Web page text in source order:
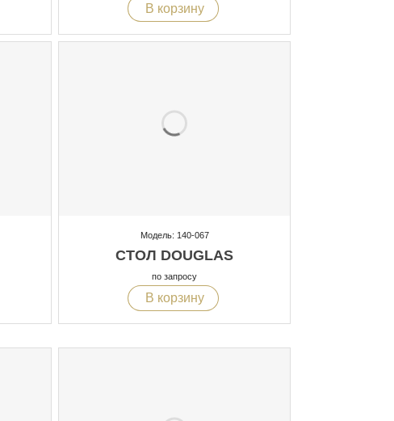
В корзину
Модель: 140-067
СТОЛ DOUGLAS
по запросу
В корзину